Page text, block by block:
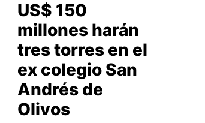
US$ 150
millones harán
tres torres en el
ex colegio San
Andrés de
Olivos